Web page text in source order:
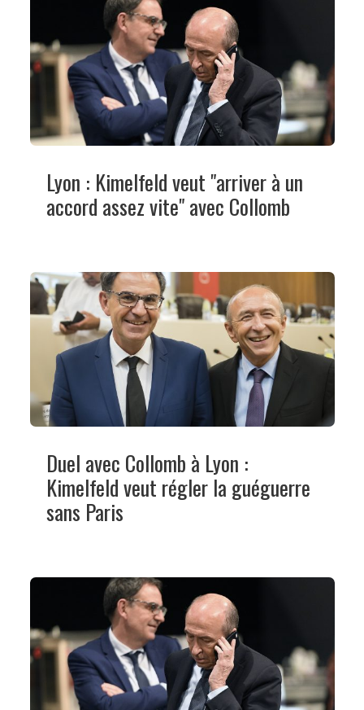
Lyon : Kimelfeld veut "arriver à un
accord assez vite" avec Collomb
Duel avec Collomb à Lyon :
Kimelfeld veut régler la guéguerre
sans Paris